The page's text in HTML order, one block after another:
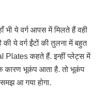
भी ये वर्ग आपस में मिलते हैं वही
ये वर्ग ईंटों की तुलना में बहुत
Plates कहते हैं. इन्हीं प्लेट्स में
कारण भूकंप आता है. तो भूकंप
आ गया होगा.